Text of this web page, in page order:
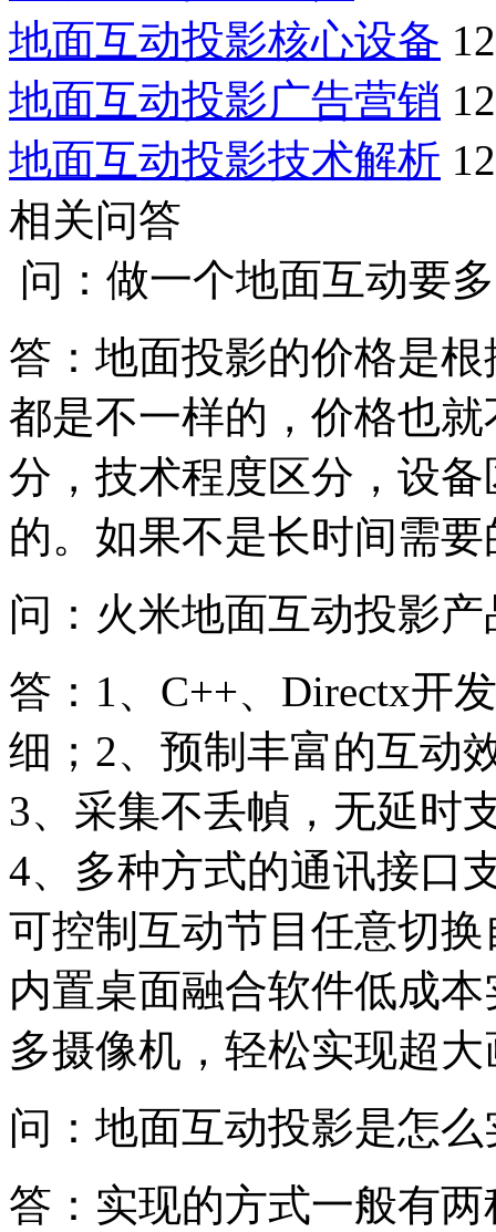
地面互动投影核心设备
地面互动投影广告营销
地面互动投影技术解析
相关问答
问：做一个地面互动要
答：地面投影的价格是
都是不一样的，价格也
分，技术程度区分，设
的。如果不是长时间需
问：火米地面互动投影
答：1、C++、Directx开
细；2、预制丰富的互动
3、采集不丢幀，无延时
4、多种方式的通讯接口
可控制互动节目任意切
内置桌面融合软件低成
多摄像机，轻松实现超
问：地面互动投影是怎
答：实现的方式一般有